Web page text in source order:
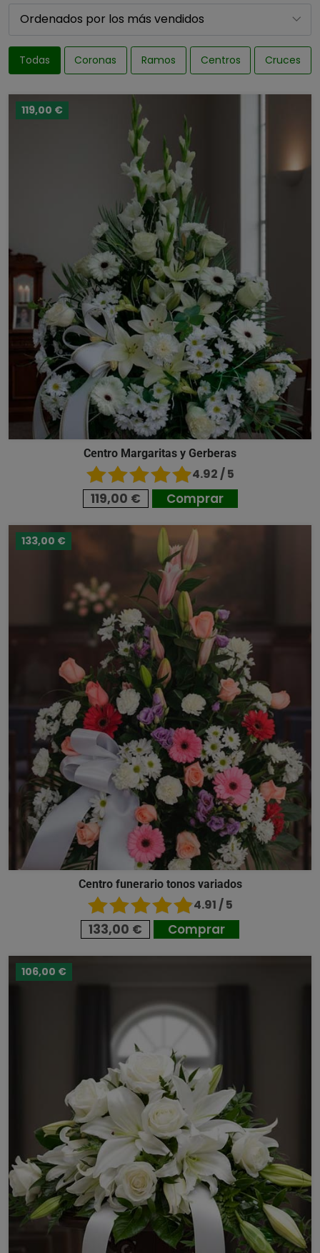
Todas Coronas Ramos Centros Cruces
119,00 €
Centro Margaritas y Gerberas
4.92 / 5
119,00 € Comprar
133,00 €
Centro funerario tonos variados
4.91 / 5
133,00 € Comprar
106,00 €